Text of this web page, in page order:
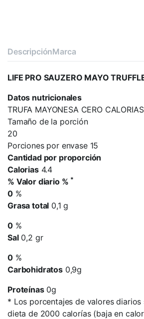
DescripciónMarca
LIFE PRO SAUZERO MAYO
Datos nutricionales
TRUFA MAYONESA CERO
Tamaño de la porción
20
Porciones por envase 15
Cantidad por proporción
Calorias4.4
% Valor diario % *
0%
Grasa total 0,1 g
0%
Sal0,2 gr
0%
Carbohidratos0,9g
Proteínas0g
* Los porcentajes de valores diarios
dieta de 2000 calorías (baja en